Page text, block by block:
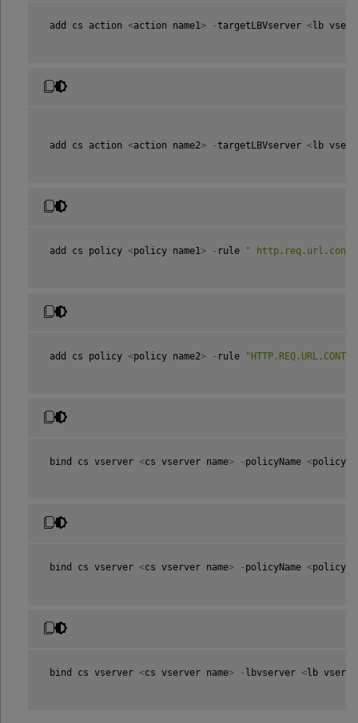
add cs action <action name1> -targetLBVserver <lb
add cs action <action name2> -targetLBVserver <lb
add cs policy <policy name1> - rule "
add cs policy <policy name2> - rule
bind cs vserver <cs vserver name> - policyName <policy
bind cs vserver <cs vserver name> - policyName <policy
bind cs vserver <cs vserver name> - lbvserver <lb